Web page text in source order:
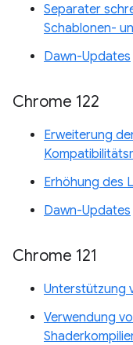
Separater
Schablonen-
Dawn-Updates
Chrome 122
Erweiterung
Erhöhung des
Dawn-Updates
Chrome 121
Unterstützung
Verwendung